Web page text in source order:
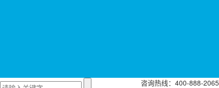
咨询热线：400-888-2065